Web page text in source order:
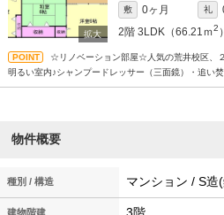
敷 0ヶ月 礼
2階 3LDK（66.21ｍ2 ）
☆リノベーション部屋☆人気の荒井校区、
明るい室内♪シャンプードレッサー（三面鏡）・追い
物件概要
種別 / 構造 マンション / S造
建物階建